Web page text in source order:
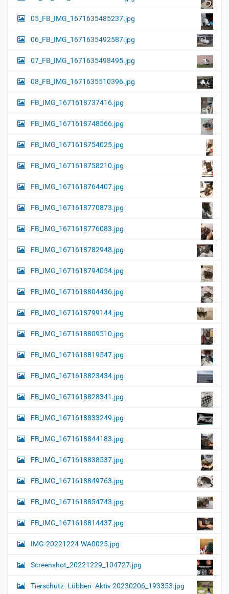
05_FB_IMG_1671635485237.jpg
06_FB_IMG_1671635492587.jpg
07_FB_IMG_1671635498495.jpg
08_FB_IMG_1671635510396.jpg
FB_IMG_1671618737416.jpg
FB_IMG_1671618748566.jpg
FB_IMG_1671618754025.jpg
FB_IMG_1671618758210.jpg
FB_IMG_1671618764407.jpg
FB_IMG_1671618770873.jpg
FB_IMG_1671618776083.jpg
FB_IMG_1671618782948.jpg
FB_IMG_1671618794054.jpg
FB_IMG_1671618804436.jpg
FB_IMG_1671618799144.jpg
FB_IMG_1671618809510.jpg
FB_IMG_1671618819547.jpg
FB_IMG_1671618823434.jpg
FB_IMG_1671618828341.jpg
FB_IMG_1671618833249.jpg
FB_IMG_1671618844183.jpg
FB_IMG_1671618838537.jpg
FB_IMG_1671618849763.jpg
FB_IMG_1671618854743.jpg
FB_IMG_1671618814437.jpg
IMG-20221224-WA0025.jpg
Screenshot_20221229_104727.jpg
Tierschutz- Lübben- Aktiv 20230206_193353.jpg